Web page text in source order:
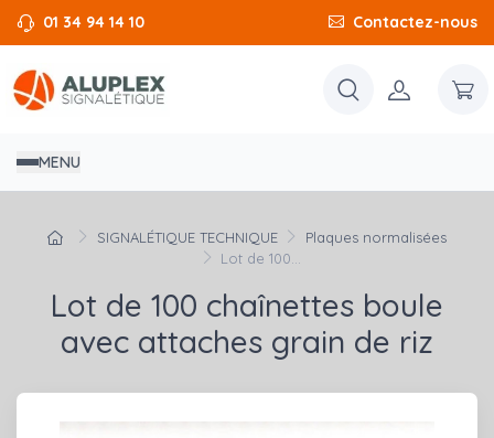
01 34 94 14 10 Contactez-nous
MENU
SIGNALÉTIQUE TECHNIQUE
Plaques normalisées
Lot de 100...
Lot de 100 chaînettes boule
avec attaches grain de riz